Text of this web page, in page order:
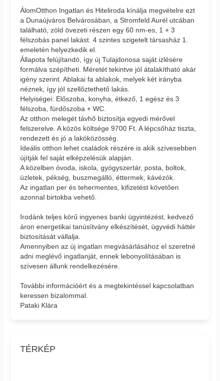
ÁlomOtthon Ingatlan és Hiteliroda kínálja megvételre ezt
a Dunaújváros Belvárosában, a Stromfeld Aurél utcában
található, zöld övezeti részen egy 60 nm-es, 1 + 3
félszobás panel lakást. 4 szintes szigetelt társasház 1.
emeletén helyezkedik el.
Állapota felújítandó, így új Tulajdonosa saját izlésére
formálva szépítheti. Méretét tekintve jól átalakítható akár
igény szerint. Ablakai fa ablakok, melyek két irányba
néznek, így jól szellőztethető lakás.
Helyiségei: Előszoba, konyha, étkező, 1 egész és 3
félszoba, fürdőszoba + WC.
Az otthon melegét távhő biztosítja egyedi mérővel
felszerelve. A közös költsége 9700 Ft. A lépcsőház tiszta,
rendezett és jó a lakóközösség.
Ideális otthon lehet családok részére is akik szívesebben
újítják fel saját elképzelésük alapján.
A közelben óvoda, iskola, gyógyszertár, posta, boltok,
üzletek, pékség, buszmegálló, éttermek, kávézók.
Az ingatlan per és tehermentes, kifizetést követően
azonnal birtokba vehető.
Irodánk teljes körű ingyenes banki ügyintézést, kedvező
áron energetikai tanúsítvány elkészítését, ügyvédi háttér
biztosítását vállalja.
Amennyiben az új ingatlan megvásárlásához el szeretné
adni meglévő ingatlanját, ennek lebonyolításában is
szívesen állunk rendelkezésére.
További információért és a megtekintéssel kapcsolatban
keressen bizalommal.
Pataki Klára
TÉRKÉP